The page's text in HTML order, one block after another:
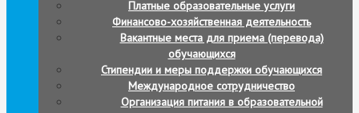
Платные образовательные услуги
Финансово-хозяйственная деятельность
Вакантные места для приема (перевода)
обучающихся
Стипендии и меры поддержки обучающихся
Международное сотрудничество
Организация питания в образовательной